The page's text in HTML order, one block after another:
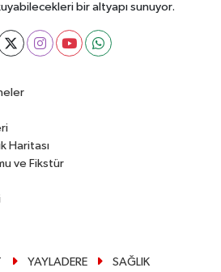
bir altyapı sunuyor.
Haritası
ve Fikstür
YAYLADERE
SAĞLIK